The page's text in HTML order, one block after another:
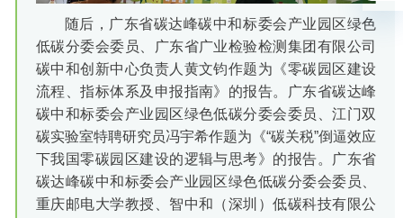
随后，广东省碳达峰碳中和标委会产业园区绿色
低碳分委会委员、广东省广业检验检测集团有限公司
碳中和创新中心负责人黄文钧作题为《零碳园区建设
流程、指标体系及申报指南》的报告。广东省碳达峰
碳中和标委会产业园区绿色低碳分委会委员、江门双
碳实验室特聘研究员冯宇希作题为《“碳关税”倒逼效应
下我国零碳园区建设的逻辑与思考》的报告。广东省
碳达峰碳中和标委会产业园区绿色低碳分委会委员、
重庆邮电大学教授、智中和（深圳）低碳科技有限公